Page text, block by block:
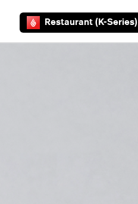
Restaurant (K-Series)